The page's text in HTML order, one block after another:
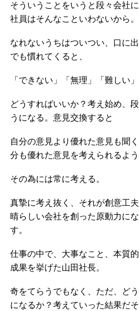
そういうことをいうと段々会社
社員はそんなこといわないから。
なれないうちはついつい、口に
でも慣れてくると、
「できない」「無理」「難しい
どうすればいいか？考え始め、
うになる。意見交換すると
自分の意見より優れた意見も聞
分も優れた意見を考えられるよう
その為には常に考える。
真摯に考え抜く、それが創意工
晴らしい会社を創った原動力に
す。
仕事の中で、大事なこと、本質
成果を挙げた山田社長。
奇をてらうでもなく、ただ、ど
になるか？考えていった結果だそ